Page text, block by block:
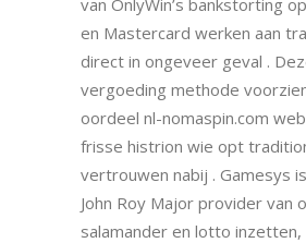
en Mastercard werken aan
direct in ongeveer geval .
vergoeding methode
oordeel nl-nomaspin.com
frisse histrion wie opt
vertrouwen nabij . Gamesys
John Roy Major provider van
salamander en lotto inzetten,